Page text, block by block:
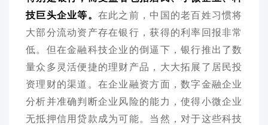
技巨头企业等。 在此之前，中国的老百姓习惯将
大部分流动资产存在银行，获得的利率回报非常
低。但在金融科技企业的倒逼下，银行推出了数
量众多灵活便捷的理财产品，大大拓展了居民投
资理财的渠道。在企业融资方面，数字金融企业
分析并准确判断企业风险的能力，使得小微企业
无抵押信用贷款成为可能。当然，对于这些科技